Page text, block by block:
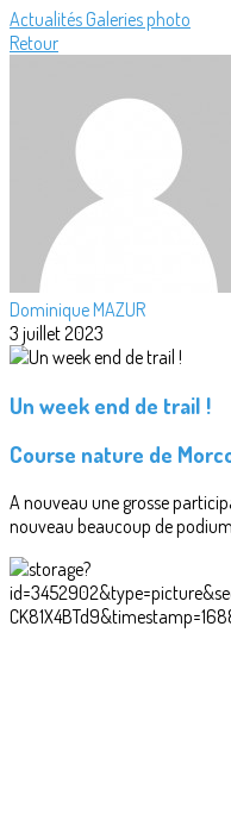
Actualités Galeries photo
Retour
Dominique MAZUR
3 juillet 2023
Un week end de trail !
Course nature de
A nouveau une grosse
nouveau beaucoup de